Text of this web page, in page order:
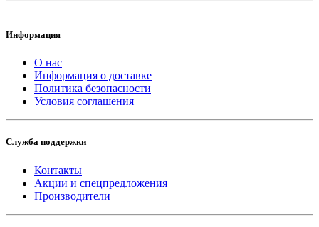
Информация
О нас
Информация о доставке
Политика безопасности
Условия соглашения
Служба поддержки
Контакты
Акции и спецпредложения
Производители